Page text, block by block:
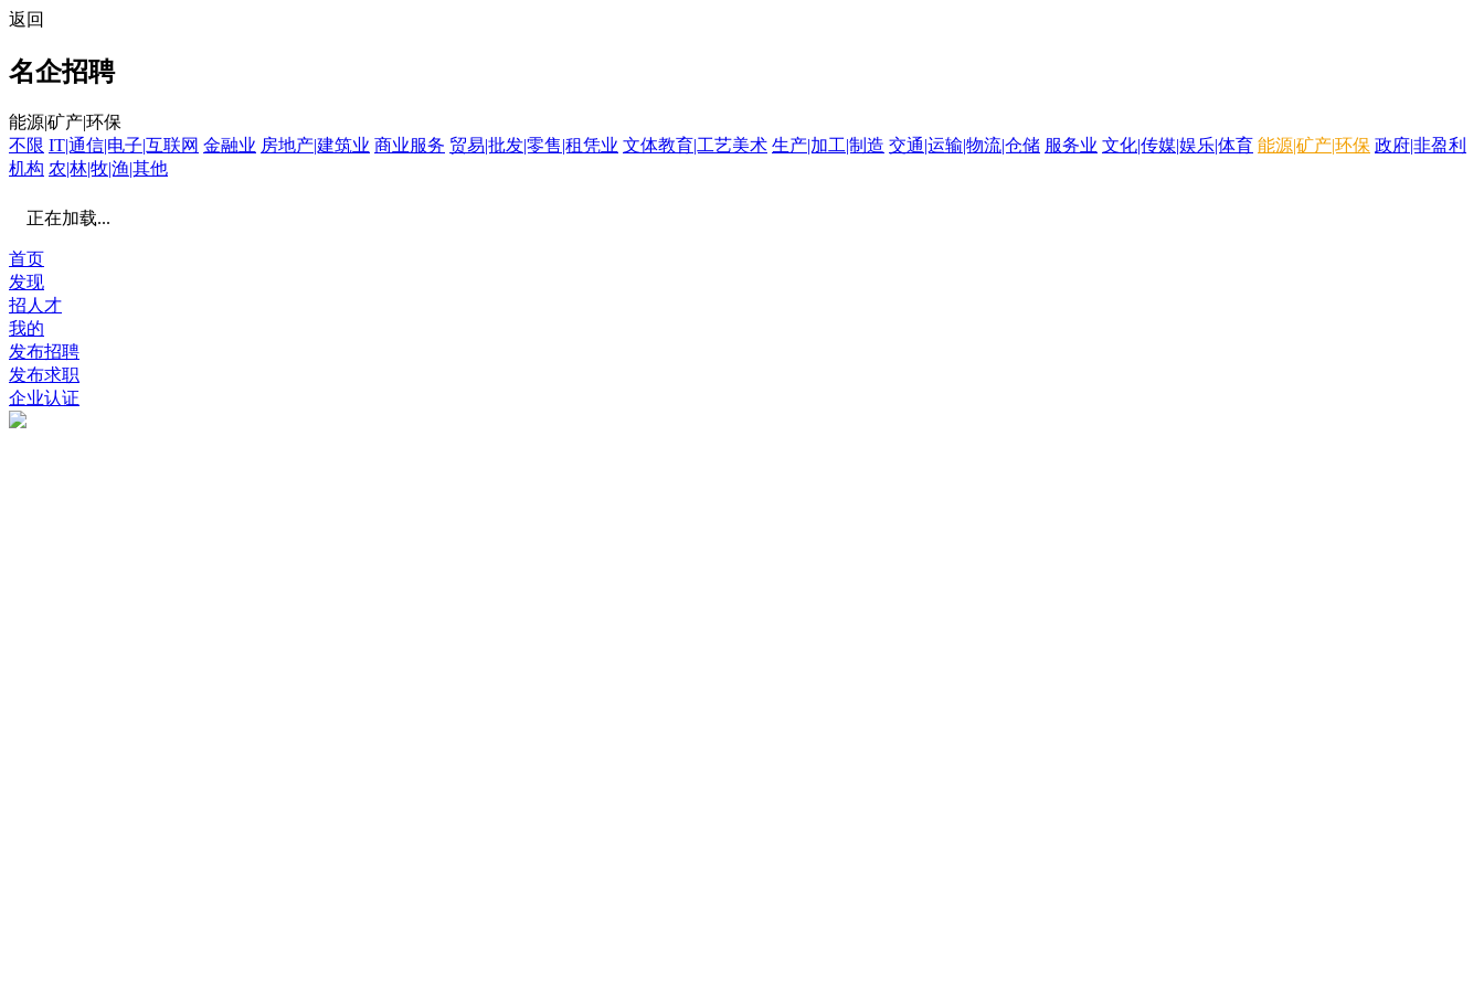
返回
名企招聘
能源|矿产|环保
不限 IT|通信|电子|互联网 金融业 房地产|建筑业 商业服务 贸易|批发|零售|租凭业 文体教育|工艺美术 生产|加工|制造 交通|运输|物流|仓储 服务业 文化|传媒|娱乐|体育 能源|矿产|环保 政府|非盈利
机构 农|林|牧|渔|其他
正在加载...
首页
发现
招人才
我的
发布招聘
发布求职
企业认证